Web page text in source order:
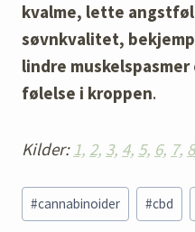
kvalme, lette
søvnkvalitet,
lindre
følelse i kroppen.
Kilder:1, 2, 3, 4, 5, 6, 7, 8
Post
Tags:
#cannabinoider #cbd